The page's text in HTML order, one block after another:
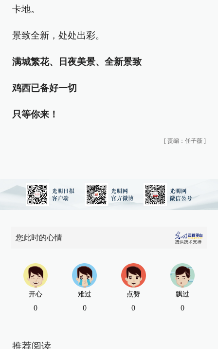
卡地。
景致全新，处处出彩。
满城繁花、日夜美景、全新景致
鸡西已备好一切
只等你来！
[ 责编：任子薇 ]
您此时的心情
开心
0
难过
0
点赞
0
飘过
0
推荐阅读